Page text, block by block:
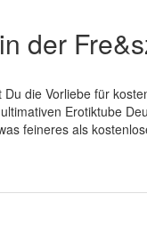
der
die Vorliebe für
Erotiktube
feineres als